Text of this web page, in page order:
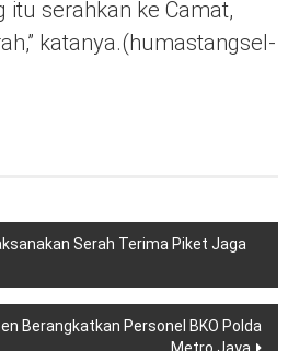
itu serahkan ke Camat,
katanya.(humastangsel-
Serah Terima Piket Jaga
Berangkatkan Personel BKO Polda